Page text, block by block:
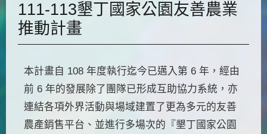
111-113墾丁國家公園友善農業
推動計畫
本計畫自 108 年度執行迄今已邁入第 6 年，經由
前 6 年的發展除了團隊已形成互助協力系統，亦
連結各項外界活動與場域建置了更為多元的友善
農產銷售平台、並進行多場次的『墾丁國家公園